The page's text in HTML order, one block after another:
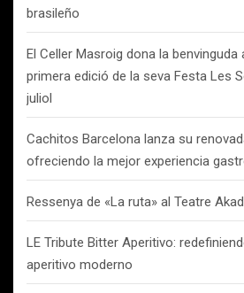
brasileño
El Celler Masroig dona la benvinguda
primera edició de la seva Festa Les
juliol
Cachitos Barcelona lanza su
ofreciendo la mejor experiencia
Ressenya de «La ruta» al Teatre
LE Tribute Bitter Aperitivo:
aperitivo moderno